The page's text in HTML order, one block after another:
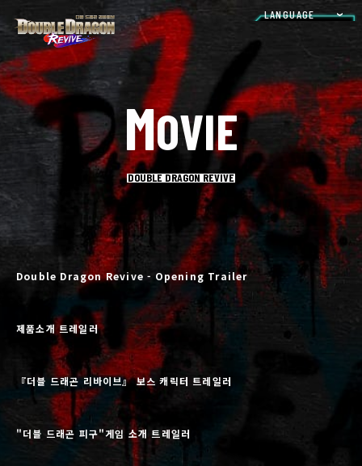
LANGUAGE
MOVIE
DOUBLE DRAGON REVIVE
Double Dragon Revive - Opening Trailer
제품소개 트레일러
『더블 드래곤 리바이브』 보스 캐릭터 트레일러
"더블 드래곤 피구"게임 소개 트레일러